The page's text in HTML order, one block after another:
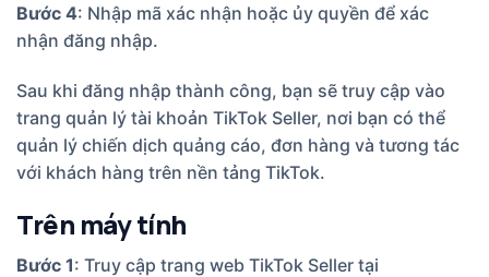
Bước 4: Nhập mã xác nhận hoặc ủy quyền để xác
nhận đăng nhập.
Sau khi đăng nhập thành công, bạn sẽ truy cập vào
trang quản lý tài khoản TikTok Seller, nơi bạn có thể
quản lý chiến dịch quảng cáo, đơn hàng và tương tác
với khách hàng trên nền tảng TikTok.
Trên máy tính
Bước 1: Truy cập trang web TikTok Seller tại